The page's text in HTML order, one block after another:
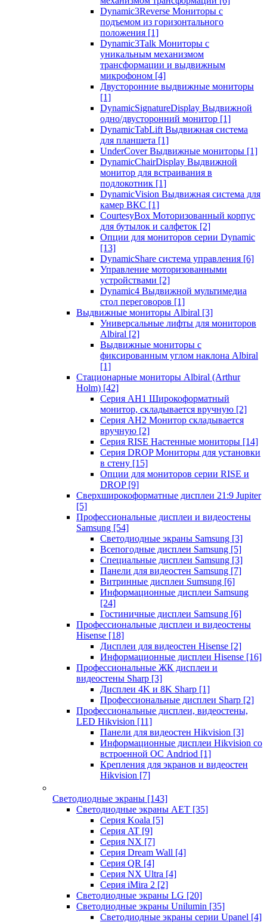
Dynamic3Reverse Мониторы с
подъемом из горизонтального
положения [1]
Dynamic3Talk Мониторы с
уникальным механизмом
трансформации и выдвижным
микрофоном [4]
Двусторонние выдвижные мониторы
[1]
DynamicSignatureDisplay Выдвижной
одно/двусторонний монитор [1]
DynamicTabLift Выдвижная система
для планшета [1]
UnderCover Выдвижные мониторы [1]
DynamicChairDisplay Выдвижной
монитор для встраивания в
подлокотник [1]
DynamicVision Выдвижная система для
камер ВКС [1]
CourtesyBox Моторизованный корпус
для бутылок и салфеток [2]
Опции для мониторов серии Dynamic
[13]
DynamicShare система управления [6]
Управление моторизованными
устройствами [2]
Dynamic4 Выдвижной мультимедиа
стол переговоров [1]
Выдвижные мониторы Albiral [3]
Универсальные лифты для мониторов
Albiral [2]
Выдвижные мониторы с
фиксированным углом наклона Albiral
[1]
Стационарные мониторы Albiral (Arthur
Holm) [42]
Серия AH1 Широкоформатный
монитор, складывается вручную [2]
Серия AH2 Монитор складывается
вручную [2]
Серия RISE Настенные мониторы [14]
Серия DROP Мониторы для установки
в стену [15]
Опции для мониторов серии RISE и
DROP [9]
Сверхширокоформатные дисплеи 21:9 Jupiter
[5]
Профессиональные дисплеи и видеостены
Samsung [54]
Светодиодные экраны Samsung [3]
Всепогодные дисплеи Samsung [5]
Специальные дисплеи Samsung [3]
Панели для видеостен Samsung [7]
Витринные дисплеи Sumsung [6]
Информационные дисплеи Samsung
[24]
Гостиничные дисплеи Samsung [6]
Профессиональные дисплеи и видеостены
Hisense [18]
Дисплеи для видеостен Hisense [2]
Информационные дисплеи Hisense [16]
Профессиональные ЖК дисплеи и
видеостены Sharp [3]
Дисплеи 4K и 8K Sharp [1]
Профессиональные дисплеи Sharp [2]
Профессиональные дисплеи, видеостены,
LED Hikvision [11]
Панели для видеостен Hikvision [3]
Информационные дисплеи Hikvision со
встроенной ОС Andriod [1]
Крепления для экранов и видеостен
Hikvision [7]
Светодиодные экраны [143]
Светодиодные экраны AET [35]
Cерия Koala [5]
Серия AT [9]
Серия NX [7]
Серия Dream Wall [4]
Серия QR [4]
Серия NX Ultra [4]
Серия iMira 2 [2]
Светодиодные экраны LG [20]
Светодиодные экраны Unilumin [35]
Светодиодные экраны серии Upanel [4]